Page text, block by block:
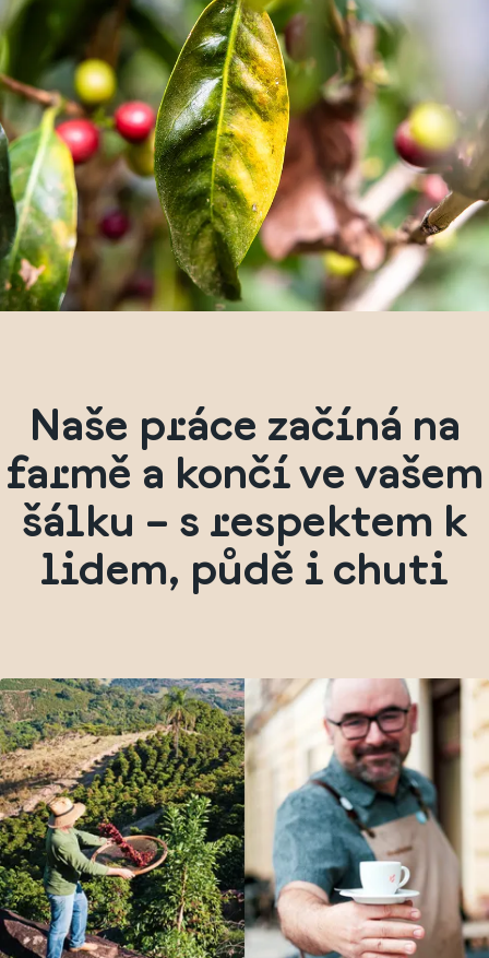
Naše práce začíná na
farmě a končí ve vašem
šálku – s respektem k
lidem, půdě i chuti